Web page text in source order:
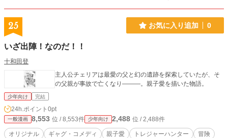
25 お気に入り追加 0
いざ出陣！なのだ！！
十和田登
主人公チェリアは最愛の父と幻の遺跡を探索していたが、そ
の父親が事故で亡くなり———。親子愛を描いた物語。
少年向け 完結
24h.ポイント 0pt
一般漫画 8,553 位 / 8,553件 少年向け 2,488 位 / 2,488件
オリジナル ギャグ・コメディ 親子愛 トレジャーハンター
冒険